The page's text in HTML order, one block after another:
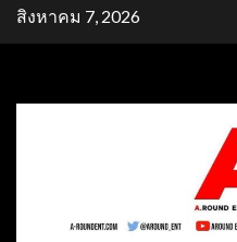
Skipสิงหาคม 7, 2026